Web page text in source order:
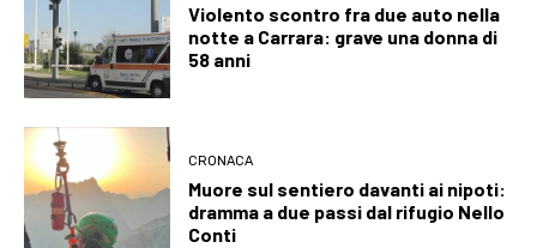
Violento scontro fra due auto nella
notte a Carrara: grave una donna di
58 anni
CRONACA
Muore sul sentiero davanti ai nipoti:
dramma a due passi dal rifugio Nello
Conti